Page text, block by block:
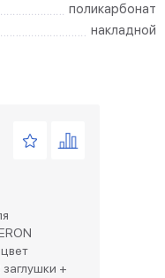
поликарбонат
накладной
+